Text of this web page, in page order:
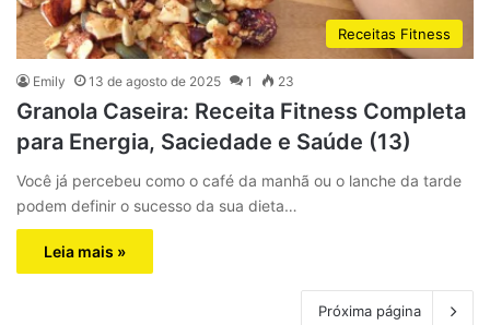
Receitas Fitness
Emily 13 de agosto de 2025 1 23
Granola Caseira: Receita Fitness Completa
para Energia, Saciedade e Saúde (13)
Você já percebeu como o café da manhã ou o lanche da tarde
podem definir o sucesso da sua dieta…
Leia mais »
Próxima página